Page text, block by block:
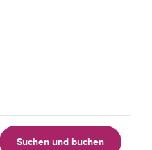
Suchen und buchen